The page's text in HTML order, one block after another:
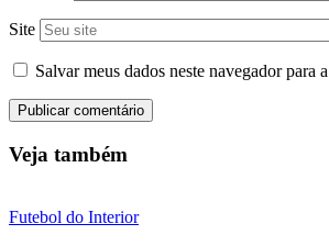
Site
Salvar meus dados neste navegador para
Veja também
Futebol do Interior